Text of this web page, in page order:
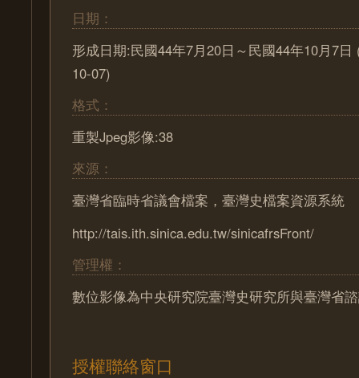
日期：
形成日期:民國44年7月20日～民國44年10月7日
10-07)
格式：
重製Jpeg影像:38
來源：
臺灣省臨時省議會檔案，臺灣史檔案資源系統
http://tais.ith.sinica.edu.tw/sinicafrsFront/
管理權：
數位影像為中央研究院臺灣史研究所與臺灣省
授權聯絡窗口